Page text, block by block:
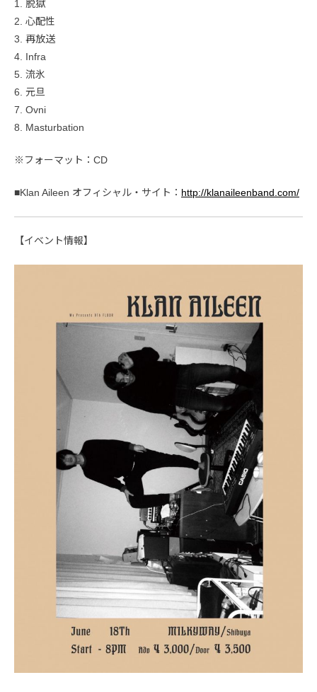
1. 脱獄
2. 心配性
3. 再放送
4. Infra
5. 流氷
6. 元旦
7. Ovni
8. Masturbation
※フォーマット：CD
■Klan Aileen オフィシャル・サイト： http://klanaileenband.com/
【イベント情報】